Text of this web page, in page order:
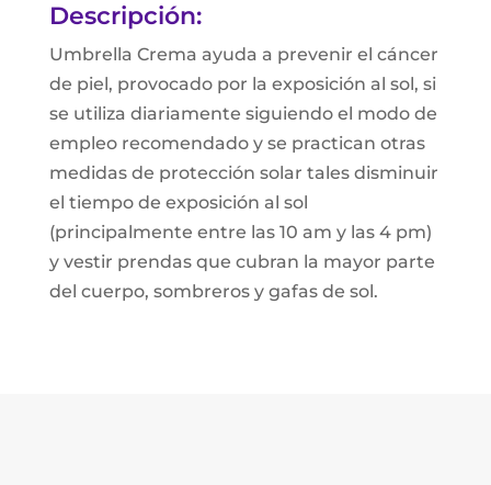
Descripción:
Umbrella Crema ayuda a prevenir el cáncer
de piel, provocado por la exposición al sol, si
se utiliza diariamente siguiendo el modo de
empleo recomendado y se practican otras
medidas de protección solar tales disminuir
el tiempo de exposición al sol
(principalmente entre las 10 am y las 4 pm)
y vestir prendas que cubran la mayor parte
del cuerpo, sombreros y gafas de sol.